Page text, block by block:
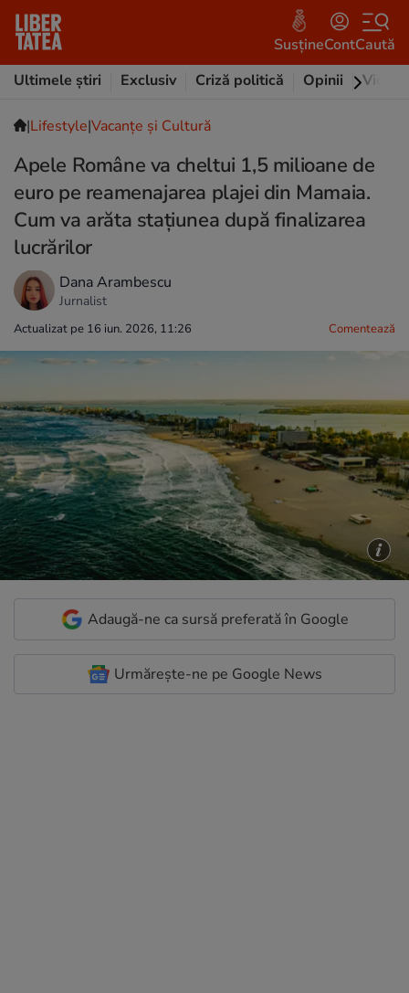
SusțineContCaută
Ultimele știri
Exclusiv Criză politică Opinii Video
|Lifestyle|Vacanțe și Cultură
Apele Române va cheltui 1,5 milioane de
euro pe reamenajarea plajei din Mamaia.
Cum va arăta stațiunea după finalizarea
lucrărilor
Dana Arambescu
Jurnalist
Actualizat pe 16 iun. 2026, 11:26 Comentează
Adaugă-ne ca sursă preferată în Google
Urmărește-ne pe Google News